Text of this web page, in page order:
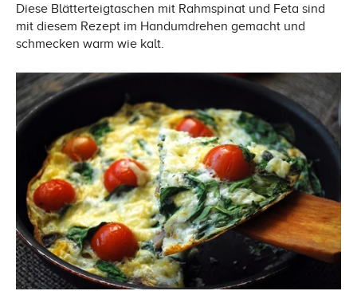
Diese Blätterteigtaschen mit Rahmspinat und Feta sind
mit diesem Rezept im Handumdrehen gemacht und
schmecken warm wie kalt.